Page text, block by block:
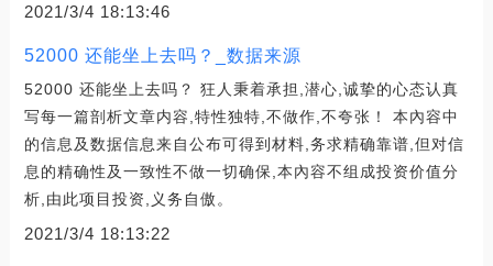
2021/3/4 18:13:46
52000 还能坐上去吗？_数据来源
52000 还能坐上去吗？ 狂人秉着承担,潜心,诚挚的心态认真
写每一篇剖析文章内容,特性独特,不做作,不夸张！ 本內容中
的信息及数据信息来自公布可得到材料,务求精确靠谱,但对信
息的精确性及一致性不做一切确保,本內容不组成投资价值分
析,由此项目投资,义务自傲。
2021/3/4 18:13:22